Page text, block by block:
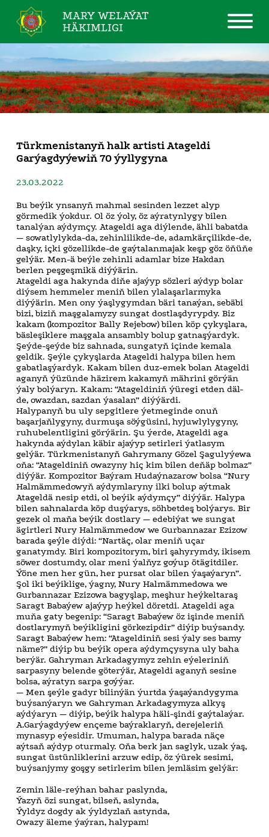
MARY WELAÝAT
HÄKIMLIGI
Türkmenistanyň halk artisti Atageldi
Garýagdyýewiň 70 ýyllygyna
23.03.2022
Bu beýik ynsanyň mahmal sesinden lezzet alyp
görmedik ýokdur. Ol öz ýoly, öz aýratynlygy bilen
tanalýan aýdymçy. Atageldi aga diýlende, ähli babatda
— sowatlylykda-da, zehinlilikde-de, adamkärçilikde-de,
daşky, içki gözellikde-de gaýtalanmajak keşp göz öňüňe
gelýär. Men-ä beýle zehinli adamlar bize Hakdan
berlen peşgeşmikä diýýärin.
Atageldi aga hakynda diňe ajaýyp sözleri aýdyp bolar
diýsem hemmeler meniň bilen ylalaşarlarmyka
diýýärin. Men ony ýaşlygymdan bäri tanaýan, sebäbi
bizi, biziň maşgalamyzy sungat dostlaşdyrypdy. Biz
kakam (kompozitor Bally Rejebow) bilen köp çykyşlara,
bäsleşiklere maşgala ansambly bolup gatnaşýardyk.
Şeýde-şeýde biz sahnada, sungatyň içinde kemala
geldik. Şeýle çykyşlarda Atageldi halypa bilen hem
gabatlaşýardyk. Kakam bilen duz-emek bolan Atageldi
aganyň ýüzünde häzirem kakamyň mährini görýän
ýaly bolýaryn. Kakam: “Atageldiniň ýüregi etden däl-
de, owazdan, sazdan ýasalan” diýýärdi.
Halypanyň bu uly sepgitlere ýetmeginde onuň
başarjaňlygyny, durmuşa söýgüsini, hyjuwlylygyny,
ruhubelentligini görýärin. Şu ýerde, Atageldi aga
hakynda aýdylan käbir ajaýyp setirleri ýatlasym
gelýär. Türkmenistanyň Gahrymany Gözel Şagulyýewa
oňa: “Atageldiniň owazyny hiç kim bilen deňäp bolmaz”
diýýär. Kompozitor Baýram Hudaýnazarow bolsa “Nury
Halmämmedowyň aýdymlaryny ilki bolup aýtmak
Atageldä nesip etdi, ol beýik aýdymçy” diýýär. Halypa
bilen sahnalarda köp duşýarys, söhbetdeş bolýarys. Bir
gezek ol maňa beýik dostlary — edebiýat we sungat
ägirtleri Nury Halmämmedow we Gurbannazar Ezizow
barada şeýle diýdi: “Nartäç, olar meniň uçar
ganatymdy. Biri kompozitorym, biri şahyrymdy, ikisem
söwer dostumdy, olar meni ýalňyz goýup ötägitdiler.
Ýöne men her gün, her pursat olar bilen ýaşaýaryn”.
Şol iki beýiklige, ýagny, Nury Halmämmedowa we
Gurbannazar Ezizowa bagyşlap, meşhur heýkeltaraş
Saragt Babaýew ajaýyp heýkel döretdi. Atageldi aga
muňa gaty begenip: “Saragt Babaýew öz işinde meniň
dostlarymyň beýikligini görkezipdir” diýip buýsandy.
Saragt Babaýew hem: “Atageldiniň sesi ýaly ses bamy
näme?” diýip bu beýik opera aýdymçysyna uly baha
berýär. Gahryman Arkadagymyz zehin eýeleriniň
sarpasyny belende göterýär, Atageldi aganyň sesine
bolsa, aýratyn sarpa goýýar.
— Men şeýle gadyr bilinýän ýurtda ýaşaýandygyma
buýsanýaryn we Gahryman Arkadagymyza alkyş
aýdýaryn — diýip, beýik halypa häli-şindi gaýtalaýar.
A.Garýagdyýew ençeme baýraklaryň, derejeleriň
mynasyp eýesidir. Umuman, halypa barada näçe
aýtsaň aýdyp oturmaly. Oňa berk jan saglyk, uzak ýaş,
sungat üstünliklerini arzuw edip, öz ýürek sesimi,
buýsanjymy goşgy setirlerim bilen jemläsim gelýär:
Zemin läle-reýhan bahar paslynda,
Ýazyň özi sungat, bilseň, aslynda,
Ýyldyz dogdy ak ýyldyzlaň astynda,
Owazy äleme ýaýran, halypam!